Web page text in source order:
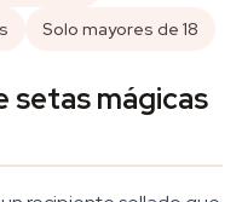
Solo mayores de 18
setas mágicas